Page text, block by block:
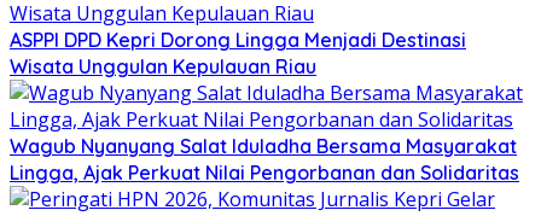
ASPPI DPD Kepri Dorong Lingga Menjadi Destinasi
Wisata Unggulan Kepulauan Riau
Wagub Nyanyang Salat Iduladha Bersama Masyarakat
Lingga, Ajak Perkuat Nilai Pengorbanan dan Solidaritas